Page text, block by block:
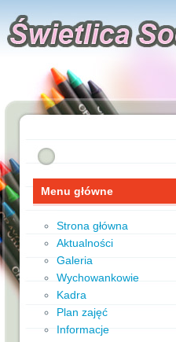
Menu główne
Strona główna
Aktualności
Galeria
Wychowankowie
Kadra
Plan zajęć
Informacje